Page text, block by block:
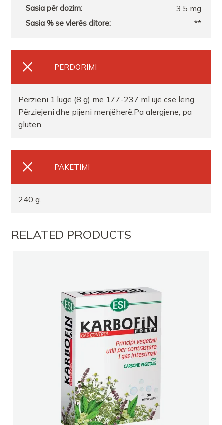
3.5 mg
**
PERDORIMI
Përzieni 1 lugë (8 g) me 177-237 ml ujë ose lëng.
Përziejeni dhe pijeni menjëherë.Pa alergjene, pa
gluten.
PAKETIMI
240 g.
RELATED PRODUCTS